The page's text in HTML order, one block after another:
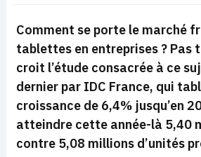
Comment se porte le marché
tablettes en entreprises ? Pas
croit l’étude consacrée à ce
dernier par IDC France, qui
croissance de 6,4% jusqu’en
atteindre cette année-là 5,40
contre 5,08 millions d’unités